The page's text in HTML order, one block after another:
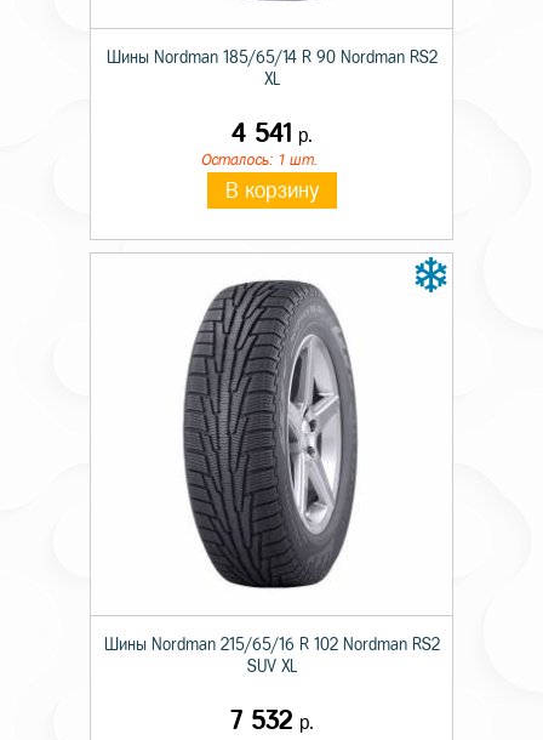
Шины Nordman 185/65/14 R 90 Nordman RS2
XL
4 541 р.
Осталось: 1 шт.
В корзину
Шины Nordman 215/65/16 R 102 Nordman RS2
SUV XL
7 532 р.